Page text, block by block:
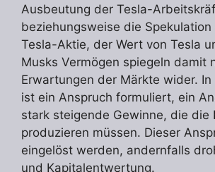
Ausbeutung der Tesla-
beziehungsweise die Spekulation
Tesla-Aktie, der Wert von Tesla
Musks Vermögen spiegeln damit
Erwartungen der Märkte wider.
ist ein Anspruch formuliert, ein
stark steigende Gewinne, die die
produzieren müssen. Dieser
eingelöst werden, andernfalls
und Kapitalentwertung.